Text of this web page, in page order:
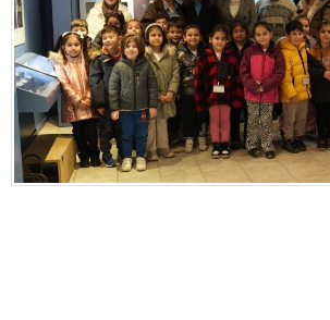
Video Galeri
Gündem
Ekonomi
Yaşam